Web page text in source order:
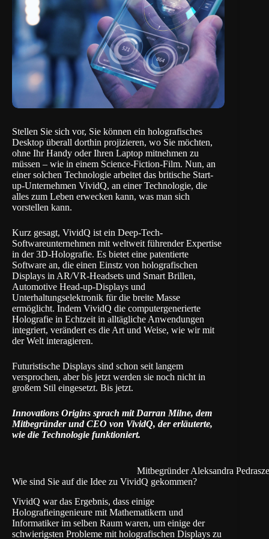
Stellen Sie sich vor, Sie können ein holografisches
Desktop überall dorthin projizieren, wo Sie möchten,
ohne Ihr Handy oder Ihren Laptop mitnehmen zu
müssen – wie in einem Science-Fiction-Film. Nun, an
einer solchen Technologie arbeitet das britische Start-
up-Unternehmen VividQ, an einer Technologie, die
alles zum Leben erwecken kann, was man sich
vorstellen kann.
Kurz gesagt, VividQ ist ein Deep-Tech-
Softwareunternehmen mit weltweit führender Expertise
in der 3D-Holografie. Es bietet eine patentierte
Software an, die einen Einstz von holografischen
Displays in AR/VR-Headsets und Smart Brillen,
Automotive Head-up-Displays und
Unterhaltungselektronik für die breite Masse
ermöglicht. Indem VividQ die computergenerierte
Holografie in Echtzeit in alltägliche Anwendungen
integriert, verändert es die Art und Weise, wie wir mit
der Welt interagieren.
Futuristische Displays sind schon seit langem
versprochen, aber bis jetzt werden sie noch nicht in
großem Stil eingesetzt. Bis jetzt.
Innovations Origins sprach mit Darran Milne, dem
Mitbegründer und CEO von VividQ, der erläuterte,
wie die Technologie funktioniert.
Mitbegründer Aleksandra
Wie sind Sie auf die Idee zu VividQ gekommen?
VividQ war das Ergebnis, dass einige
Holografieingenieure mit Mathematikern und
Informatiker im selben Raum waren, um einige der
schwierigsten Probleme mit holografischen Displays zu